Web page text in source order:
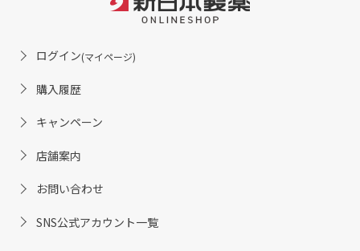
ログイン(マイページ)
購入履歴
キャンペーン
店舗案内
お問い合わせ
SNS公式アカウント一覧